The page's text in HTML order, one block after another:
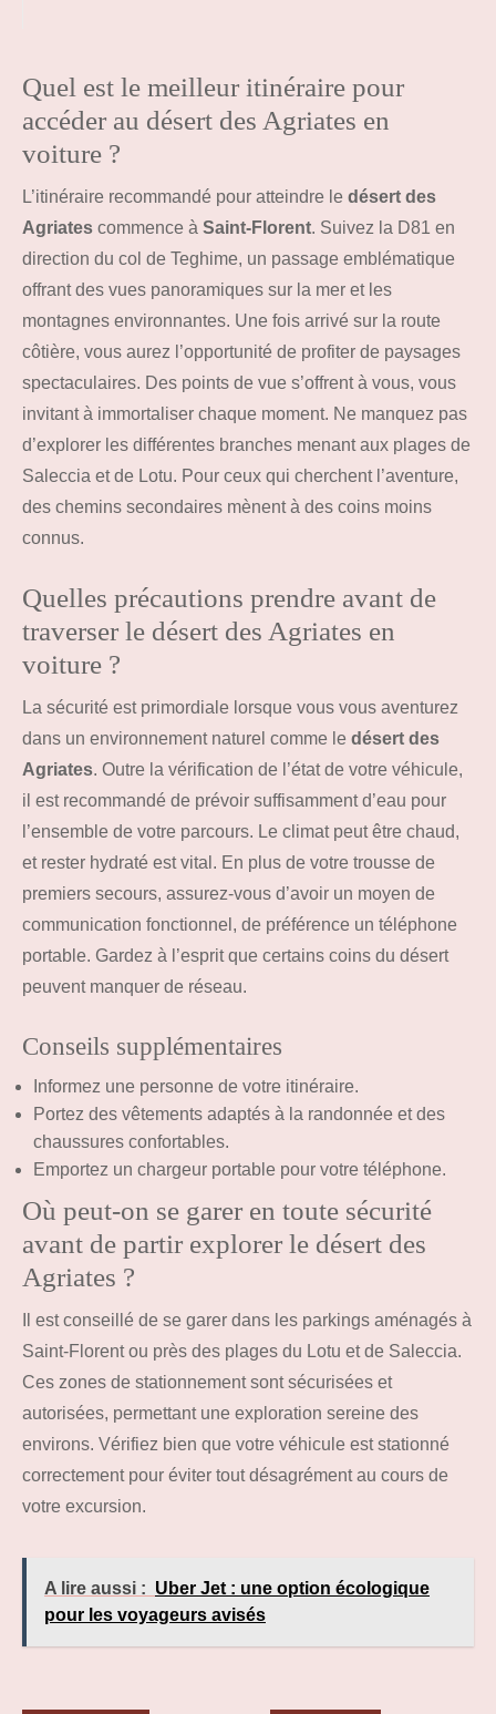
Quel est le meilleur itinéraire pour
accéder au désert des Agriates en
voiture ?
L’itinéraire recommandé pour atteindre le désert des
Agriates commence à Saint-Florent. Suivez la D81 en
direction du col de Teghime, un passage emblématique
offrant des vues panoramiques sur la mer et les
montagnes environnantes. Une fois arrivé sur la route
côtière, vous aurez l’opportunité de profiter de paysages
spectaculaires. Des points de vue s’offrent à vous, vous
invitant à immortaliser chaque moment. Ne manquez pas
d’explorer les différentes branches menant aux plages de
Saleccia et de Lotu. Pour ceux qui cherchent l’aventure,
des chemins secondaires mènent à des coins moins
connus.
Quelles précautions prendre avant de
traverser le désert des Agriates en
voiture ?
La sécurité est primordiale lorsque vous vous aventurez
dans un environnement naturel comme le désert des
Agriates. Outre la vérification de l’état de votre véhicule,
il est recommandé de prévoir suffisamment d’eau pour
l’ensemble de votre parcours. Le climat peut être chaud,
et rester hydraté est vital. En plus de votre trousse de
premiers secours, assurez-vous d’avoir un moyen de
communication fonctionnel, de préférence un téléphone
portable. Gardez à l’esprit que certains coins du désert
peuvent manquer de réseau.
Conseils supplémentaires
Informez une personne de votre itinéraire.
Portez des vêtements adaptés à la randonnée et des
chaussures confortables.
Emportez un chargeur portable pour votre téléphone.
Où peut-on se garer en toute sécurité
avant de partir explorer le désert des
Agriates ?
Il est conseillé de se garer dans les parkings aménagés à
Saint-Florent ou près des plages du Lotu et de Saleccia.
Ces zones de stationnement sont sécurisées et
autorisées, permettant une exploration sereine des
environs. Vérifiez bien que votre véhicule est stationné
correctement pour éviter tout désagrément au cours de
votre excursion.
A lire aussi : Uber Jet : une option écologique
pour les voyageurs avisés